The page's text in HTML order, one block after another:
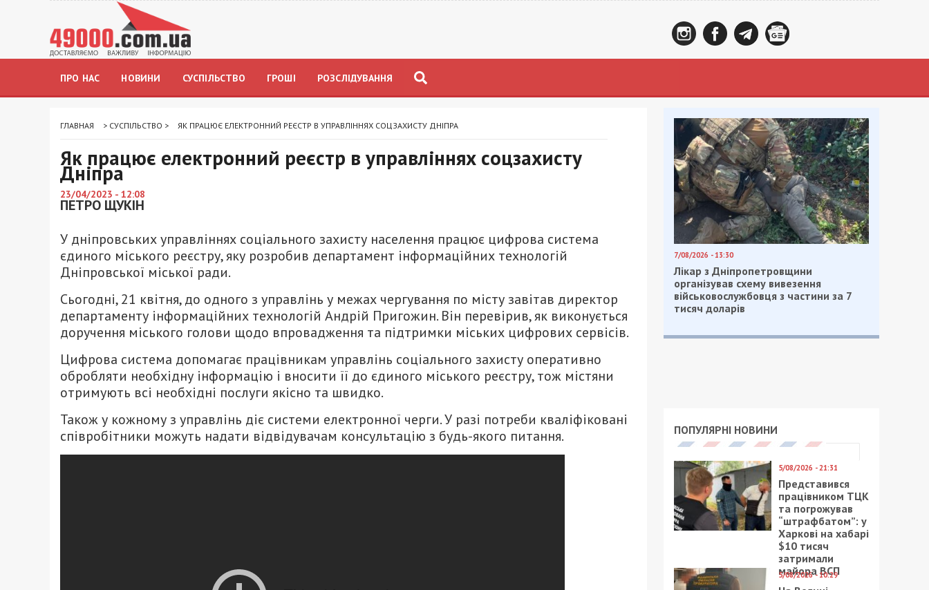
ПРО НАС НОВИНИ СУСПІЛЬСТВО ГРОШІ РОЗСЛІДУВАННЯ
ГЛАВНАЯ > СУСПІЛЬСТВО > ЯК ПРАЦЮЄ ЕЛЕКТРОННИЙ РЕЄСТР В УПРАВЛІННЯХ СОЦЗАХИСТУ ДНІПРА
Як працює електронний реєстр в управліннях соцзахисту
Дніпра
23/04/2023 - 12:08
ПЕТРО ЩУКІН
У дніпровських управліннях соціального захисту населення працює цифрова система
єдиного міського реєстру, яку розробив департамент інформаційних технологій
Дніпровської міської ради.
Сьогодні, 21 квітня, до одного з управлінь у межах чергування по місту завітав директор
департаменту інформаційних технологій Андрій Пригожин. Він перевірив, як виконується
доручення міського голови щодо впровадження та підтримки міських цифрових сервісів.
Цифрова система допомагає працівникам управлінь соціального захисту оперативно
обробляти необхідну інформацію і вносити її до єдиного міського реєстру, тож містяни
отримують всі необхідні послуги якісно та швидко.
Також у кожному з управлінь діє системи електронної черги. У разі потреби кваліфіковані
співробітники можуть надати відвідувачам консультацію з будь-якого питання.
7/08/2026 - 13:30
Лікар з Дніпропетровщини
організував схему вивезення
військовослужбовця з частини за 7
тисяч доларів
ПОПУЛЯРНІ НОВИНИ
5/08/2026 - 21:31
Представився
працівником ТЦК
та погрожував
“штрафбатом”: у
Харкові на хабарі
$10 тисяч
затримали
майора ВСП
5/08/2026 - 10:29